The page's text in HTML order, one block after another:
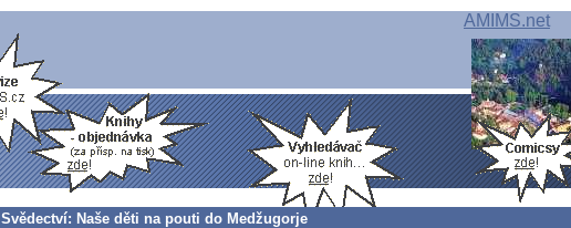
AMIMS.net
Svědectví: Naše děti na pouti do Medžugorje